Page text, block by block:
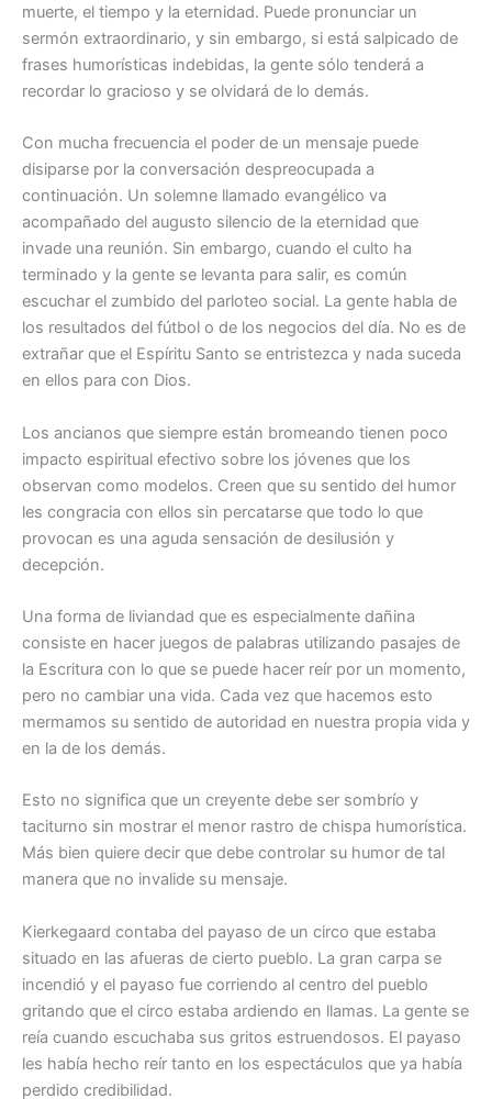
muerte, el tiempo y la eternidad. Puede pronunciar un
sermón extraordinario, y sin embargo, si está salpicado de
frases humorísticas indebidas, la gente sólo tenderá a
recordar lo gracioso y se olvidará de lo demás.
Con mucha frecuencia el poder de un mensaje puede
disiparse por la conversación despreocupada a
continuación. Un solemne llamado evangélico va
acompañado del augusto silencio de la eternidad que
invade una reunión. Sin embargo, cuando el culto ha
terminado y la gente se levanta para salir, es común
escuchar el zumbido del parloteo social. La gente habla de
los resultados del fútbol o de los negocios del día. No es de
extrañar que el Espíritu Santo se entristezca y nada suceda
en ellos para con Dios.
Los ancianos que siempre están bromeando tienen poco
impacto espiritual efectivo sobre los jóvenes que los
observan como modelos. Creen que su sentido del humor
les congracia con ellos sin percatarse que todo lo que
provocan es una aguda sensación de desilusión y
decepción.
Una forma de liviandad que es especialmente dañina
consiste en hacer juegos de palabras utilizando pasajes de
la Escritura con lo que se puede hacer reír por un momento,
pero no cambiar una vida. Cada vez que hacemos esto
mermamos su sentido de autoridad en nuestra propia vida y
en la de los demás.
Esto no significa que un creyente debe ser sombrío y
taciturno sin mostrar el menor rastro de chispa humorística.
Más bien quiere decir que debe controlar su humor de tal
manera que no invalide su mensaje.
Kierkegaard contaba del payaso de un circo que estaba
situado en las afueras de cierto pueblo. La gran carpa se
incendió y el payaso fue corriendo al centro del pueblo
gritando que el circo estaba ardiendo en llamas. La gente se
reía cuando escuchaba sus gritos estruendosos. El payaso
les había hecho reír tanto en los espectáculos que ya había
perdido credibilidad.